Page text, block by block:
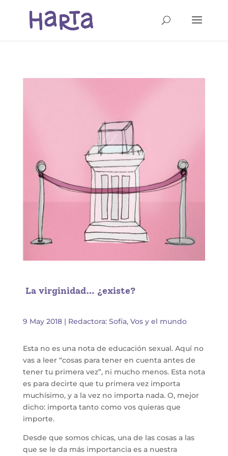
La virginidad… ¿existe?
9 May 2018| Redactora: Sofía, Vos y el mundo
Esta no es una nota de educación sexual. Aquí no
vas a leer “cosas para tener en cuenta antes de
tener tu primera vez”, ni mucho menos. Esta nota
es para decirte que tu primera vez importa
muchísimo, y a la vez no importa nada. O, mejor
dicho: importa tanto como vos quieras que
importe.
Desde que somos chicas, una de las cosas a las
que se le da más importancia es a nuestra